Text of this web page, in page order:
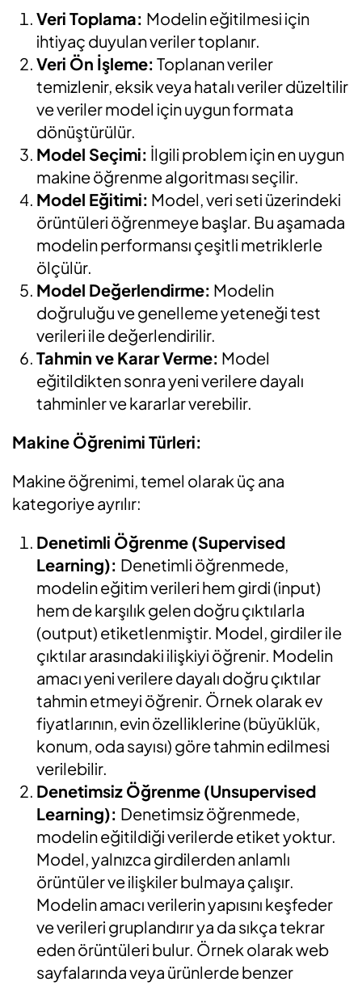
Veri Toplama: Modelin eğitilmesi için
ihtiyaç duyulan veriler toplanır.
Veri Ön İşleme: Toplanan veriler
temizlenir, eksik veya hatalı veriler düzeltilir
ve veriler model için uygun formata
dönüştürülür.
Model Seçimi: İlgili problem için en uygun
makine öğrenme algoritması seçilir.
Model Eğitimi: Model, veri seti üzerindeki
örüntüleri öğrenmeye başlar. Bu aşamada
modelin performansı çeşitli metriklerle
ölçülür.
Model Değerlendirme: Modelin
doğruluğu ve genelleme yeteneği test
verileri ile değerlendirilir.
Tahmin ve Karar Verme: Model
eğitildikten sonra yeni verilere dayalı
tahminler ve kararlar verebilir.
Makine Öğrenimi Türleri:
Makine öğrenimi, temel olarak üç ana
kategoriye ayrılır:
Denetimli Öğrenme (Supervised
Learning): Denetimli öğrenmede,
modelin eğitim verileri hem girdi (input)
hem de karşılık gelen doğru çıktılarla
(output) etiketlenmiştir. Model, girdiler ile
çıktılar arasındaki ilişkiyi öğrenir. Modelin
amacı yeni verilere dayalı doğru çıktılar
tahmin etmeyi öğrenir. Örnek olarak ev
fiyatlarının, evin özelliklerine (büyüklük,
konum, oda sayısı) göre tahmin edilmesi
verilebilir.
Denetimsiz Öğrenme (Unsupervised
Learning): Denetimsiz öğrenmede,
modelin eğitildiği verilerde etiket yoktur.
Model, yalnızca girdilerden anlamlı
örüntüler ve ilişkiler bulmaya çalışır.
Modelin amacı verilerin yapısını keşfeder
ve verileri gruplandırır ya da sıkça tekrar
eden örüntüleri bulur. Örnek olarak web
sayfalarında veya ürünlerde benzer